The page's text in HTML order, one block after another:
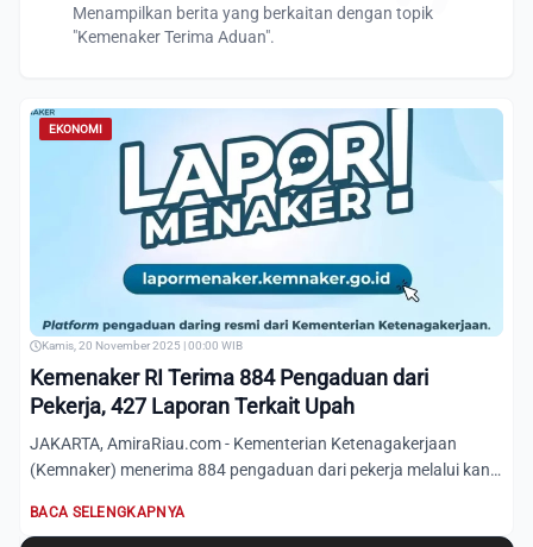
Menampilkan berita yang berkaitan dengan topik
"Kemenaker Terima Aduan".
EKONOMI
Kamis, 20 November 2025 | 00:00 WIB
Kemenaker RI Terima 884 Pengaduan dari
Pekerja, 427 Laporan Terkait Upah
JAKARTA, AmiraRiau.com - Kementerian Ketenagakerjaan
(Kemnaker) menerima 884 pengaduan dari pekerja melalui kanal
BACA SELENGKAPNYA